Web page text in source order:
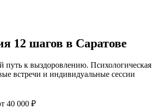
12 шагов в Саратове
путь к выздоровлению. Психологическая
встречи и индивидуальные сессии
40 000 ₽